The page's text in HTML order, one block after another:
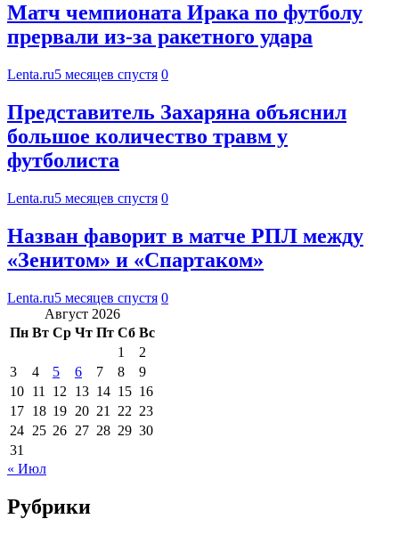
Матч чемпионата Ирака по футболу
прервали из-за ракетного удара
Lenta.ru5 месяцев спустя 0
Представитель Захаряна объяснил
большое количество травм у
футболиста
Lenta.ru5 месяцев спустя 0
Назван фаворит в матче РПЛ между
«Зенитом» и «Спартаком»
Lenta.ru5 месяцев спустя 0
Август 2026
Пн Вт Ср Чт Пт Сб Вс
1
2
3
4 5 6 7 8
9
10 11 12 13 14 15 16
17 18 19 20 21 22 23
24 25 26 27 28 29 30
31
« Июл
Рубрики